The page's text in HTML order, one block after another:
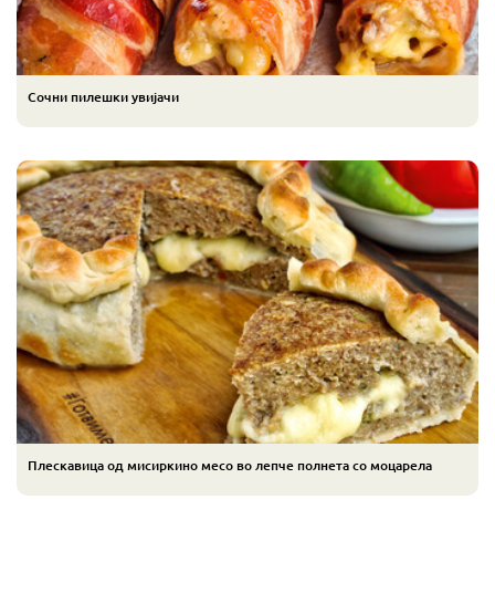
Сочни пилешки увијачи
Плескавица од мисиркино месо во лепче полнета со моцарела